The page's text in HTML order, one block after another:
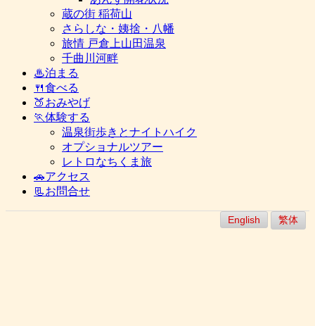
蔵の街 稲荷山
さらしな・姨捨・八幡
旅情 戸倉上山田温泉
千曲川河畔
♨泊まる
🍴食べる
🍑おみやげ
🏃体験する
温泉街歩きとナイトハイク
オプショナルツアー
レトロなちくま旅
🚗アクセス
📃お問合せ
English 繁体